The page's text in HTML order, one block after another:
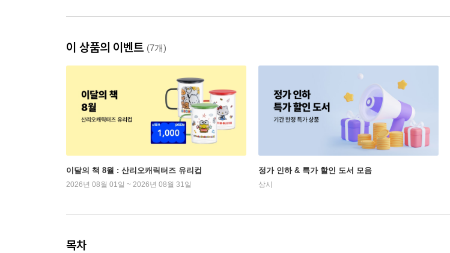
이 상품의 이벤트 (7개)
이달의 책 8월 : 산리오캐릭터즈 유리컵
2026년 08월 01일 ~ 2026년 08월 31일
정가 인하 & 특가 할인 도서 모음
상시
목차